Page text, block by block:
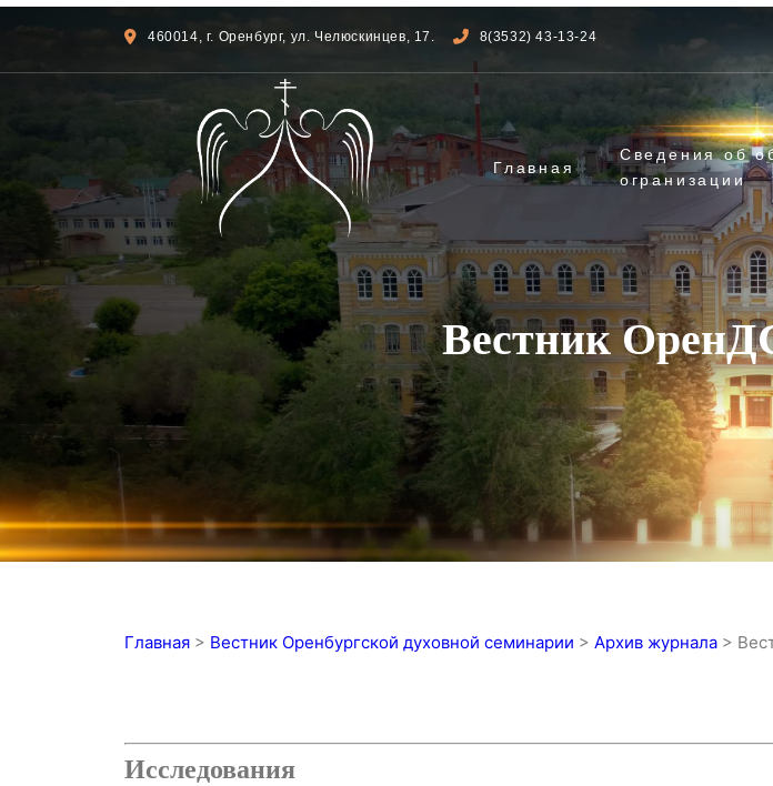
460014, г. Оренбург, ул. Челюскинцев, 17. 8(3532) 43-13-24
Главная
Сведения об
огранизации
Вестник
Главная > Вестник Оренбургской духовной семинарии > Архив журнала >
Исследования